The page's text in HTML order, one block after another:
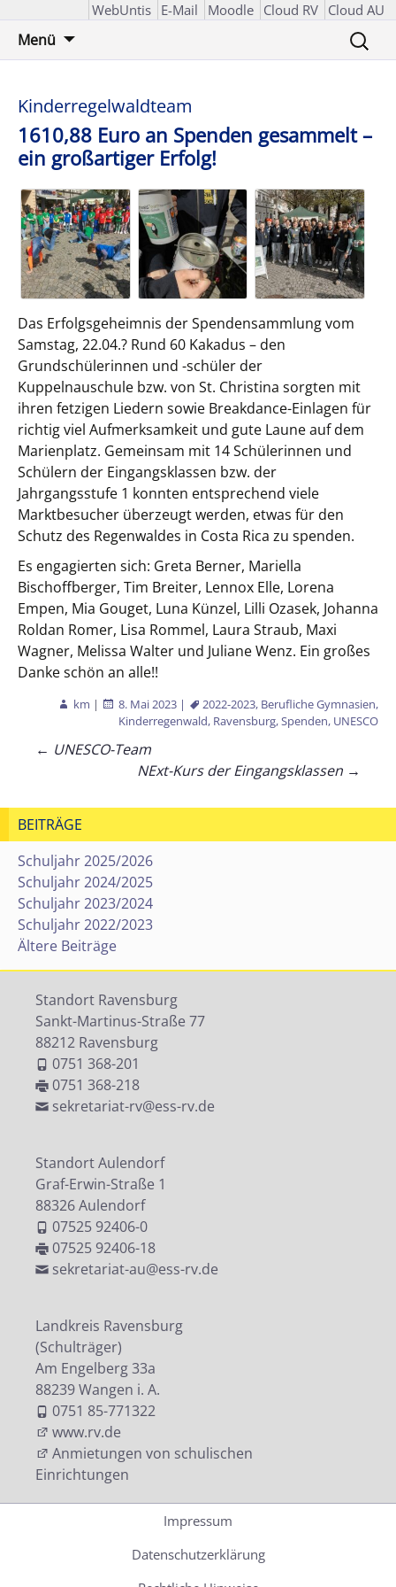
WebUntis E-Mail Moodle Cloud RV Cloud AU
Menü
Suchen
nach:
Kinderregelwaldteam
1610,88 Euro an Spenden gesammelt –
ein großartiger Erfolg!
Das Erfolgsgeheimnis der Spendensammlung vom
Samstag, 22.04.? Rund 60 Kakadus – den
Grundschülerinnen und -schüler der
Kuppelnauschule bzw. von St. Christina sorgten mit
ihren fetzigen Liedern sowie Breakdance-Einlagen für
richtig viel Aufmerksamkeit und gute Laune auf dem
Marienplatz. Gemeinsam mit 14 Schülerinnen und
Schülern der Eingangsklassen bzw. der
Jahrgangsstufe 1 konnten entsprechend viele
Marktbesucher überzeugt werden, etwas für den
Schutz des Regenwaldes in Costa Rica zu spenden.
Es engagierten sich: Greta Berner, Mariella
Bischoffberger, Tim Breiter, Lennox Elle, Lorena
Empen, Mia Gouget, Luna Künzel, Lilli Ozasek, Johanna
Roldan Romer, Lisa Rommel, Laura Straub, Maxi
Wagner, Melissa Walter und Juliane Wenz. Ein großes
Danke schön an alle!!
km | 8. Mai 2023 | 2022-2023, Berufliche Gymnasien,
Kinderregenwald, Ravensburg,Spenden, UNESCO
Beitragsnavigation
← UNESCO-Team
NExt-Kurs der Eingangsklassen →
BEITRÄGE
Schuljahr 2025/2026
Schuljahr 2024/2025
Schuljahr 2023/2024
Schuljahr 2022/2023
Ältere Beiträge
Standort Ravensburg
Sankt-Martinus-Straße 77
88212 Ravensburg
0751 368-201
0751 368-218
sekretariat-rv@ess-rv.de
Standort Aulendorf
Graf-Erwin-Straße 1
88326 Aulendorf
07525 92406-0
07525 92406-18
sekretariat-au@ess-rv.de
Landkreis Ravensburg
(Schulträger)
Am Engelberg 33a
88239 Wangen i. A.
0751 85-771322
www.rv.de
Anmietungen von schulischen
Einrichtungen
Impressum
Datenschutzerklärung